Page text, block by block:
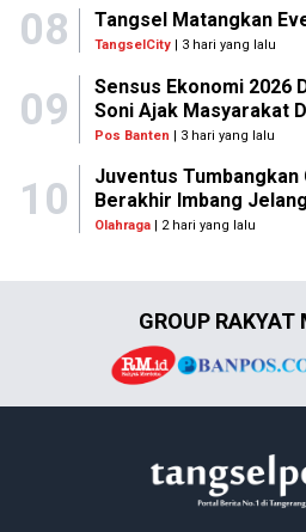
08 Tangsel Matangkan
TangselCity | 3 hari yang lalu
09
Sensus Ekonomi 2026
Soni Ajak Masyarakat
Pos Banten | 3 hari yang lalu
10
Juventus Tumbangkan
Berakhir Imbang
Olahraga| 2 hari yang lalu
GROUP RAKYAT